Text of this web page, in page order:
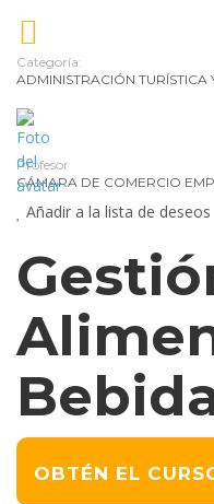
Categoría:
ADMINISTRACIÓN TURÍSTICA
Profesor
CÁMARA DE COMERCIO
Añadir a la lista de deseos
OBTÉN EL